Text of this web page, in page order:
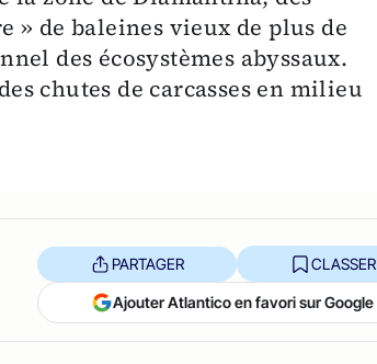
de baleines vieux de plus de
des écosystèmes abyssaux.
chutes de carcasses en milieu
PARTAGER CLASSER
Ajouter Atlantico en favori sur Google